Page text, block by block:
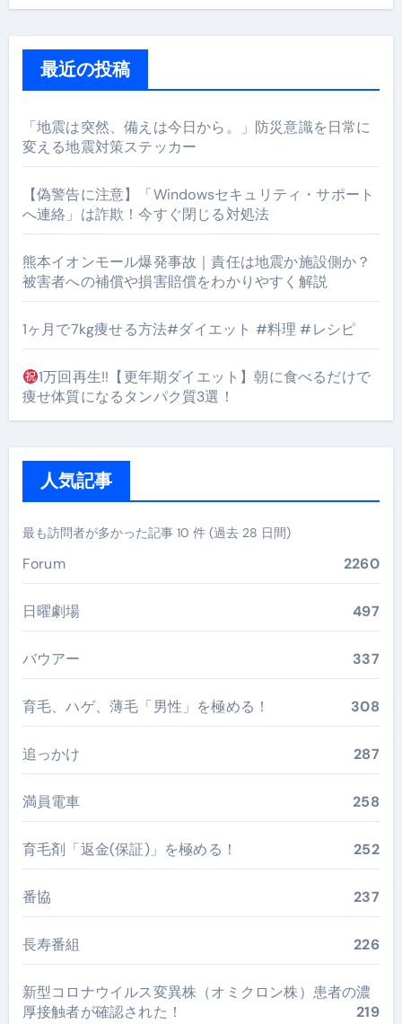
最近の投稿
「地震は突然、備えは今日から。」防災意識を日常に
変える地震対策ステッカー
【偽警告に注意】「Windowsセキュリティ・サポート
へ連絡」は詐欺！今すぐ閉じる対処法
熊本イオンモール爆発事故｜責任は地震か施設側か？
被害者への補償や損害賠償をわかりやすく解説
1ヶ月で7kg痩せる方法#ダイエット #料理 #レシピ
1万回再生!!【更年期ダイエット】朝に食べるだけで
痩せ体質になるタンパク質3選！
人気記事
最も訪問者が多かった記事 10 件 (過去 28 日間)
Forum 2260
日曜劇場 497
バウアー 337
育毛、ハゲ、薄毛「男性」を極める！ 308
追っかけ 287
満員電車 258
育毛剤「返金(保証)」を極める！ 252
番協 237
長寿番組 226
新型コロナウイルス変異株（オミクロン株）患者の濃
厚接触者が確認された！
219